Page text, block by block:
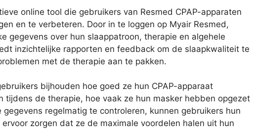
online tool die gebruikers van Resmed CPAP-apparaten
en te verbeteren. Door in te loggen op Myair Resmed,
gegevens over hun slaappatroon, therapie en algehele
inzichtelijke rapporten en feedback om de slaapkwaliteit te
met de therapie aan te pakken.
bijhouden hoe goed ze hun CPAP-apparaat
tijdens de therapie, hoe vaak ze hun masker hebben opgezet
gegevens regelmatig te controleren, kunnen gebruikers hun
zorgen dat ze de maximale voordelen halen uit hun